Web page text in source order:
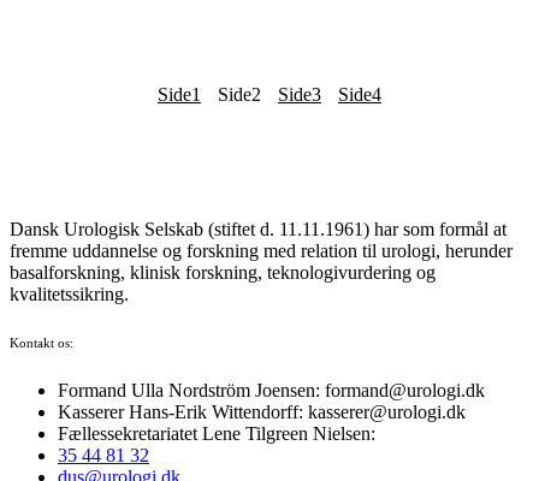
Side1 Side2 Side3 Side4
Dansk Urologisk Selskab (stiftet d. 11.11.1961) har som formål at
fremme uddannelse og forskning med relation til urologi, herunder
basalforskning, klinisk forskning, teknologivurdering og
kvalitetssikring.
Kontakt os:
Formand Ulla Nordström Joensen: formand@urologi.dk
Kasserer Hans-Erik Wittendorff: kasserer@urologi.dk
Fællessekretariatet Lene Tilgreen Nielsen:
35 44 81 32
dus@urologi.dk